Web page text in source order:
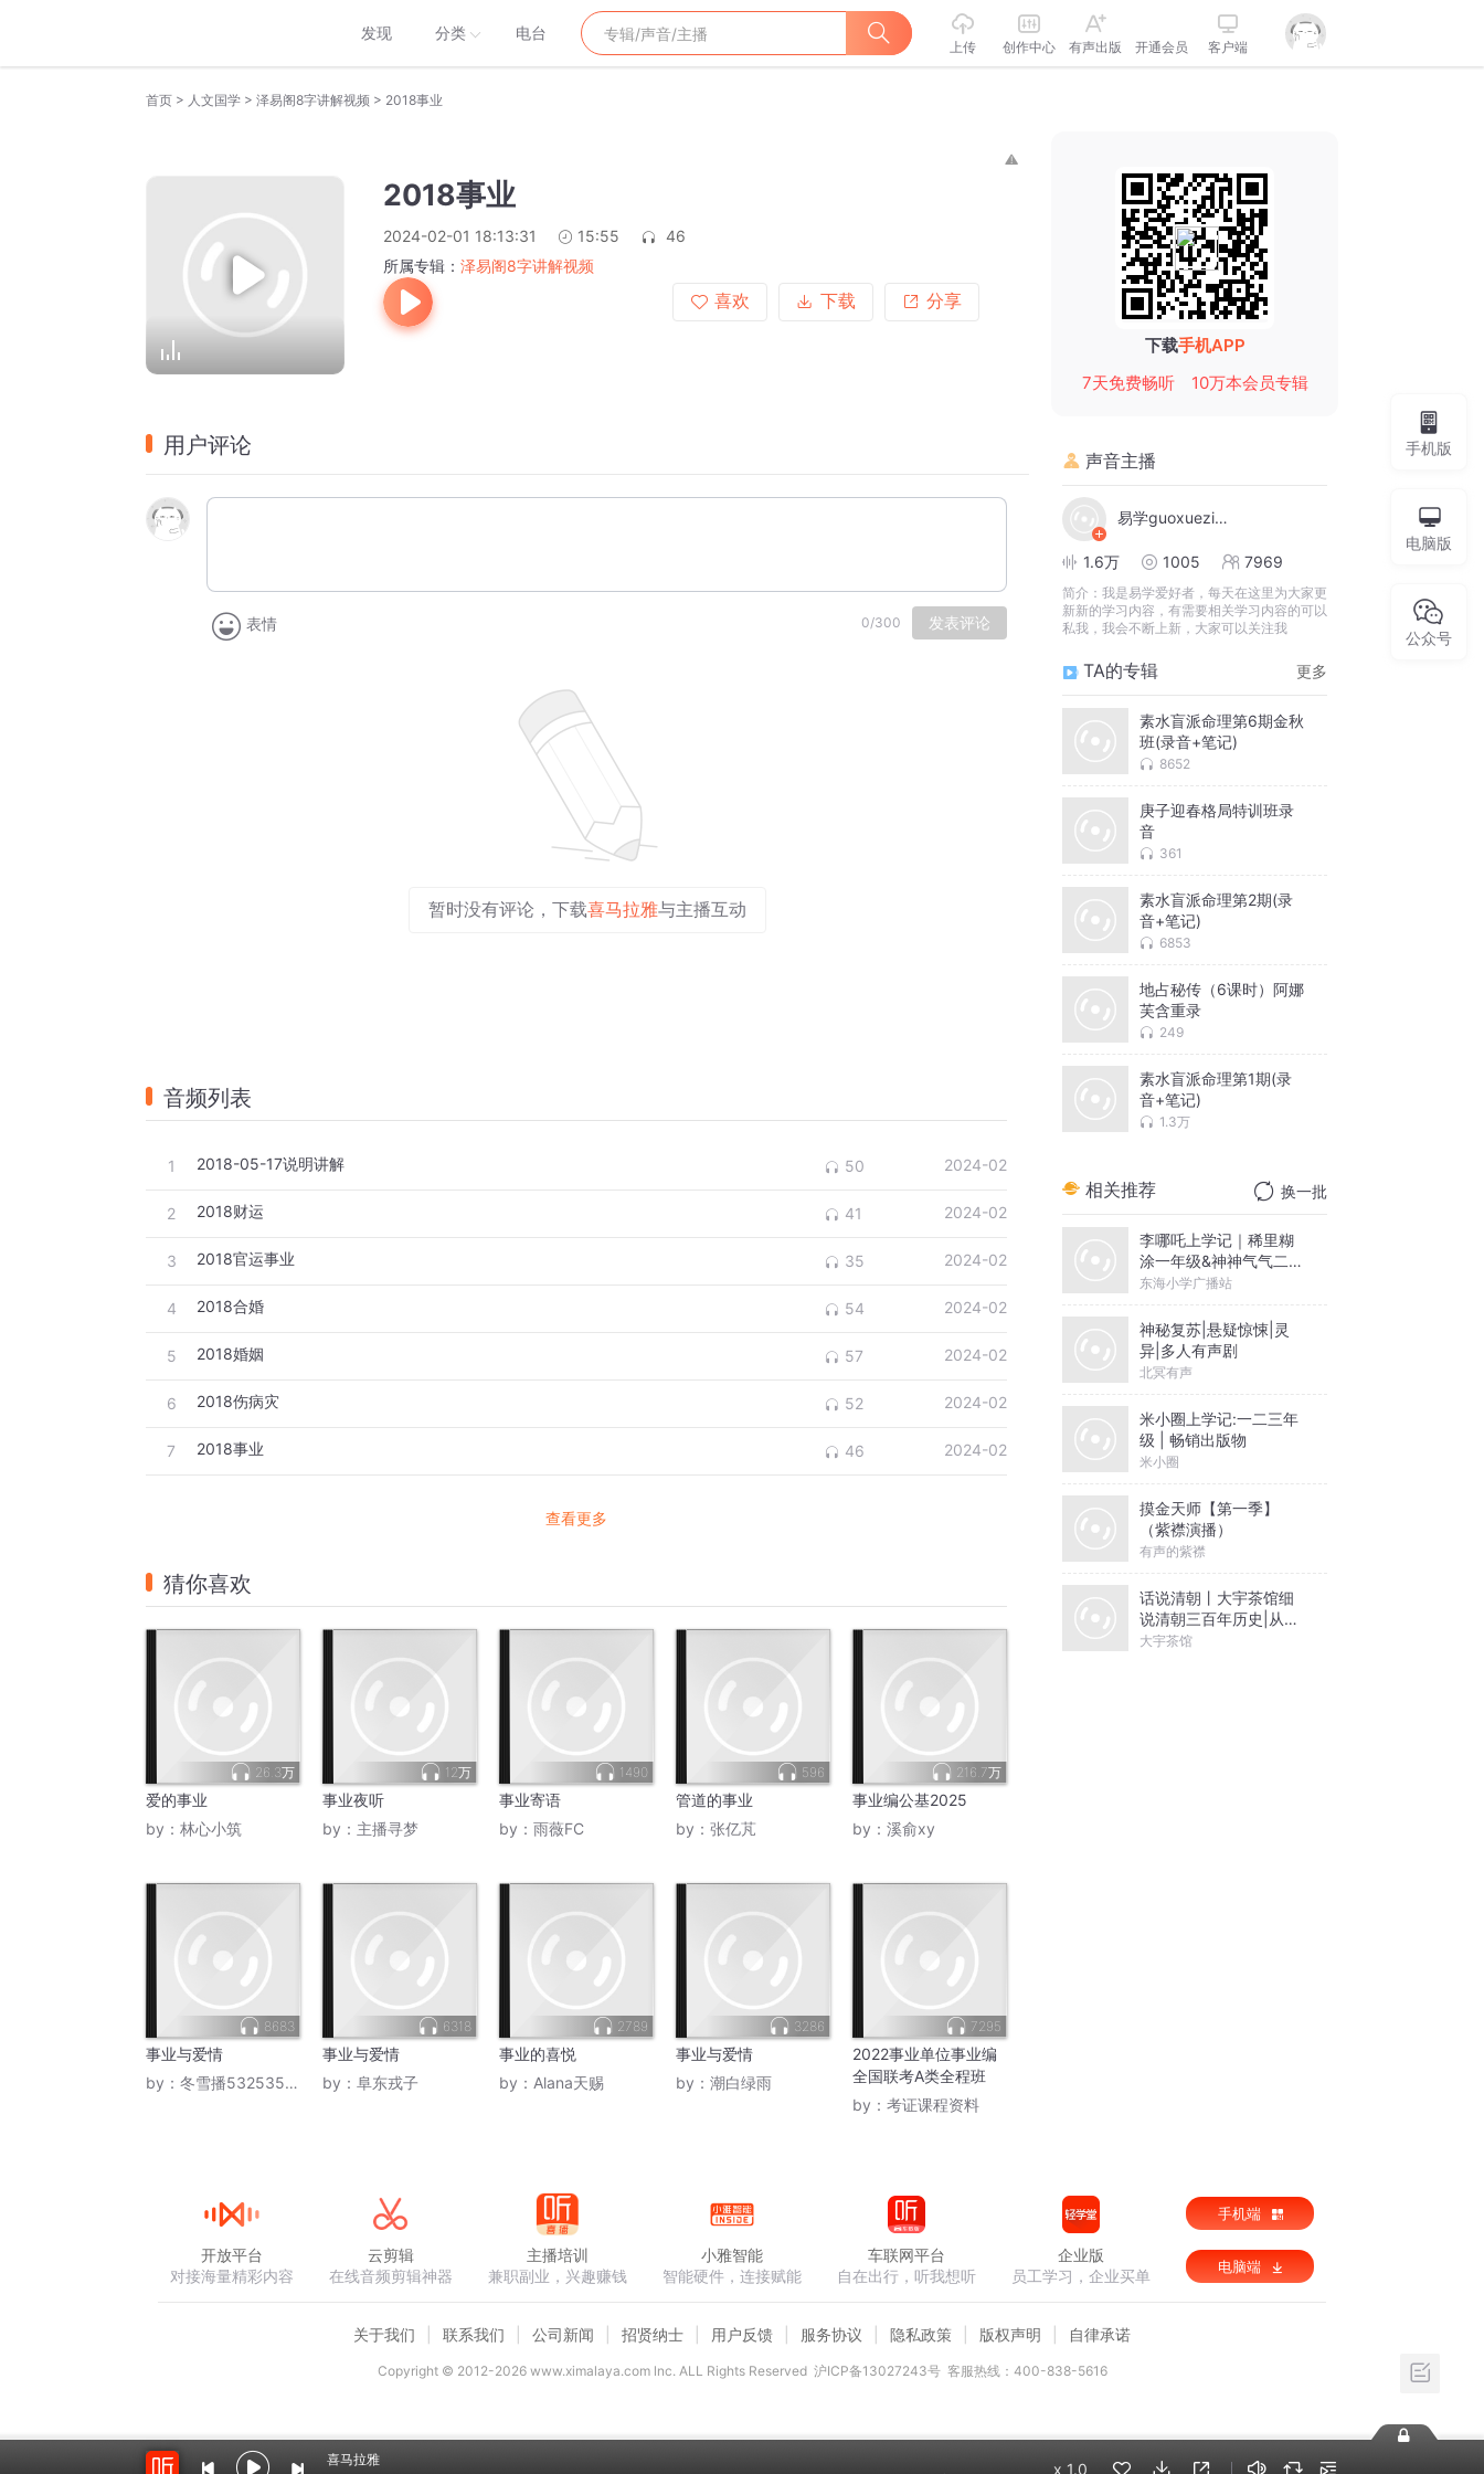
发现 分类 电台
上传 创作中心 有声出版 开通会员 客户端
首页 > 人文国学 > 泽易阁8字讲解视频 > 2018事业
2018事业
2024-02-01 18:13:31 15:55
46
所属专辑： 泽易阁8字讲解视频
喜欢
下载 分享
用户评论
表情 0/300 发表评论
暂时没有评论，下载喜马拉雅与主播互动
音频列表
1 2018-05-17说明讲解 50 2024-02
2 2018财运 41 2024-02
3 2018官运事业 35 2024-02
4 2018合婚 54 2024-02
5 2018婚姻 57 2024-02
6 2018伤病灾 52 2024-02
7 2018事业 46 2024-02
查看更多
猜你喜欢
26.3万
爱的事业
by： 林心小筑
12万
事业夜听
by： 主播寻梦
1490
事业寄语
by： 雨薇FC
596
管道的事业
by： 张亿芃
216.7万
事业编公基2025
by： 溪俞xy
8683
事业与爱情
by： 冬雪播532535021
6318
事业与爱情
by： 阜东戎子
2789
事业的喜悦
by： Alana天赐
3286
事业与爱情
by： 潮白绿雨
7295
2022事业单位事业编
全国联考A类全程班
by： 考证课程资料
下载手机APP
7天免费畅听
10万本会员专辑
声音主播
易学guoxueziliao88
1.6万 1005 7969
简介： 我是易学爱好者，每天在这里为大家更
新新的学习内容，有需要相关学习内容的可以
私我，我会不断上新，大家可以关注我
TA的专辑 更多
素水盲派命理第6期金秋
班(录音+笔记)
8652
庚子迎春格局特训班录
音
361
素水盲派命理第2期(录
音+笔记)
6853
地占秘传（6课时）阿娜
芙含重录
249
素水盲派命理第1期(录
音+笔记)
1.3万
相关推荐 换一批
李哪吒上学记｜稀里糊
涂一年级&神神气气二年
级
东海小学广播站
神秘复苏|悬疑惊悚|灵
异|多人有声剧
北冥有声
米小圈上学记:一二三年
级 | 畅销出版物
米小圈
摸金天师【第一季】
（紫襟演播）
有声的紫襟
话说清朝丨大宇茶馆细
说清朝三百年历史|从努
尔哈赤到末代皇帝溥仪|
大宇茶馆
手机版
电脑版
公众号
喜马拉雅
x 1.0
开放平台
对接海量精彩内容
云剪辑
在线音频剪辑神器
主播培训
兼职副业，兴趣赚钱
小雅智能
智能硬件，连接赋能
车联网平台
自在出行，听我想听
企业版
员工学习，企业买单
手机端
电脑端
关于我们 联系我们 公司新闻 招贤纳士 用户反馈 服务协议 隐私政策 版权声明 自律承诺
Copyright © 2012-2026www.ximalaya.com lnc. ALL Rights Reserved 沪ICP备13027243号 客服热线：400-838-5616